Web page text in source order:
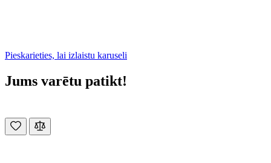
Pieskarieties, lai izlaistu karuseli
Jums varētu patikt!